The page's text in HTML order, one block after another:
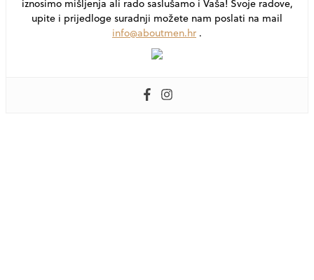
iznosimo mišljenja ali rado saslušamo i Vaša! Svoje radove,
upite i prijedloge suradnji možete nam poslati na mail
info@aboutmen.hr .